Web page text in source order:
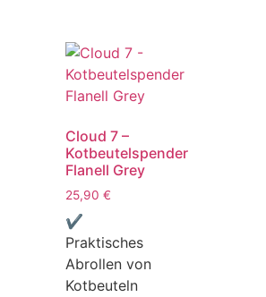
Cloud 7 –
Kotbeutelspender
Flanell Grey
25,90 €
✔
Praktisches
Abrollen von
Kotbeuteln